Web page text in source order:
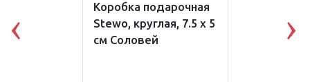
Коробка подарочная
Stewo, круглая, 7.5 х 5
см Соловей